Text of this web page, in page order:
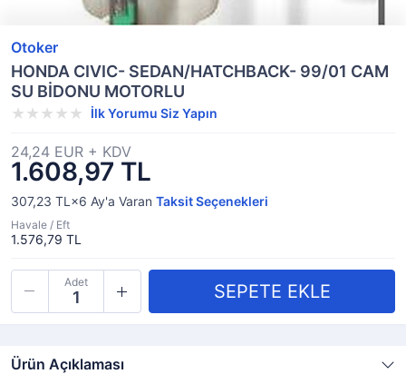
Otoker
HONDA CIVIC- SEDAN/HATCHBACK- 99/01 CAM
SU BİDONU MOTORLU
İlk Yorumu Siz Yapın
1.608,97 TL
24,24 EUR + KDV
307,23 TL×6 Ay'a Varan Taksit Seçenekleri
Havale / Eft
1.576,79 TL
Adet
Ürün Açıklaması